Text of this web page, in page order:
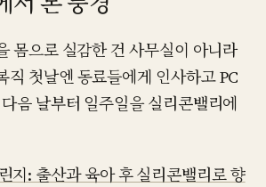
몸으로 실감한 건 사무실이 아니라
직 첫날엔 동료들에게 인사하고 PC
음 날부터 일주일을 실리콘밸리에
지: 출산과 육아 후 실리콘밸리로 향